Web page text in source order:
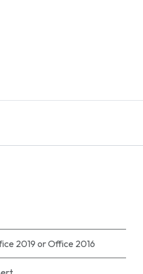
2019orOffice 2016